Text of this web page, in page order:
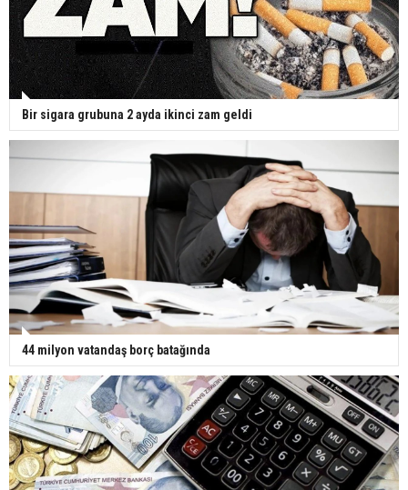
Bir sigara grubuna 2 ayda ikinci zam geldi
44 milyon vatandaş borç batağında